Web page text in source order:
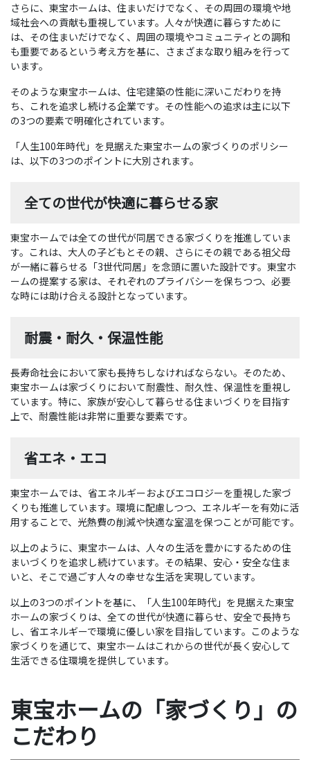
さらに、東宝ホームは、住まいだけでなく、その周囲の環境や地
域社会への貢献も重視しています。人々が快適に暮らすために
は、その住まいだけでなく、周囲の環境やコミュニティとの調和
も重要であるという考え方を基に、さまざまな取り組みを行って
います。
そのような東宝ホームは、住宅建築の性能に深いこだわりを持
ち、これを追求し続ける企業です。その性能への追求は主に以下
の3つの要素で明確化されています。
「人生100年時代」を見据えた東宝ホームの家づくりのポリシー
は、以下の3つのポイントに大別されます。
全ての世代が快適に暮らせる家
東宝ホームでは全ての世代が同居できる家づくりを推進していま
す。これは、大人の子どもとその親、さらにその親である祖父母
が一緒に暮らせる「3世代同居」を念頭に置いた設計です。東宝ホ
ームの提案する家は、それぞれのプライバシーを保ちつつ、必要
な時には助け合える設計となっています。
耐震・耐久・保温性能
長寿命社会において家も長持ちしなければならない。そのため、
東宝ホームは家づくりにおいて耐震性、耐久性、保温性を重視し
ています。特に、家族が安心して暮らせる住まいづくりを目指す
上で、耐震性能は非常に重要な要素です。
省エネ・エコ
東宝ホームでは、省エネルギーおよびエコロジーを重視した家づ
くりも推進しています。環境に配慮しつつ、エネルギーを有効に活
用することで、光熱費の削減や快適な室温を保つことが可能です。
以上のように、東宝ホームは、人々の生活を豊かにするための住
まいづくりを追求し続けています。その結果、安心・安全な住ま
いと、そこで過ごす人々の幸せな生活を実現しています。
以上の3つのポイントを基に、「人生100年時代」を見据えた東宝
ホームの家づくりは、全ての世代が快適に暮らせ、安全で長持ち
し、省エネルギーで環境に優しい家を目指しています。このような
家づくりを通じて、東宝ホームはこれからの世代が長く安心して
生活できる住環境を提供しています。
東宝ホームの「家づくり」の
こだわり